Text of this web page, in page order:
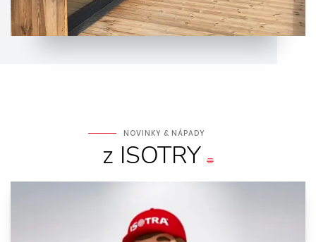
NOVINKY & NÁPADY
z ISOTRY